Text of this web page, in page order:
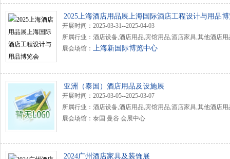
2025上海酒店用品展上海国际酒店工程设计与用品
开展时间：2025-03-31--2025-04-03
所属行业：酒店设备,酒店用品,宾馆用品,酒店家具,其他酒店用
展会场馆： 上海新国际博览中心
亚洲（泰国）酒店用品及设施展
开展时间：2025-03-05--2025-03-07
所属行业：酒店设备,酒店用品,宾馆用品,酒店家具,其他酒店用
展会场馆：泰国 曼谷 会展中心
2024广州酒店家具及装饰展